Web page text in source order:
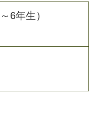
6年生）